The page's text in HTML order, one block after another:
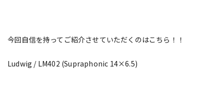
今回自信を持ってご紹介させていただくのはこちら！！
Ludwig / LM402 (Supraphonic 14×6.5)